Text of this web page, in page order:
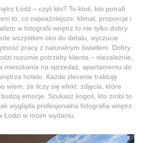
Łódź – czyli kto? To ktoś, kto potrafi
to, co najważniejsze: klimat, proporcje i
w fotografii wnętrz to nie tylko dobry
wszystkim oko do detalu, wyczucie
pracy z naturalnym światłem. Dobry
rozumie potrzeby klienta – niezależnie,
mieszkania na sprzedaż, apartamentu do
hotelu. Każde zlecenie traktuję
wiem, że liczy się efekt: zdjęcia, które
emocje. Szukasz kogoś, kto zrobi to
wygląda profesjonalna fotografia wnętrz
Łodzi w moim wydaniu.